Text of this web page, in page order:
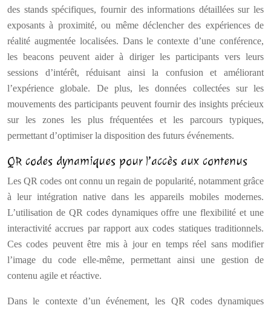
des stands spécifiques, fournir des informations détaillées sur les
exposants à proximité, ou même déclencher des expériences de
réalité augmentée localisées. Dans le contexte d’une conférence,
les beacons peuvent aider à diriger les participants vers leurs
sessions d’intérêt, réduisant ainsi la confusion et améliorant
l’expérience globale. De plus, les données collectées sur les
mouvements des participants peuvent fournir des insights précieux
sur les zones les plus fréquentées et les parcours typiques,
permettant d’optimiser la disposition des futurs événements.
QR codes dynamiques pour l’accès aux contenus
Les QR codes ont connu un regain de popularité, notamment grâce
à leur intégration native dans les appareils mobiles modernes.
L’utilisation de QR codes dynamiques offre une flexibilité et une
interactivité accrues par rapport aux codes statiques traditionnels.
Ces codes peuvent être mis à jour en temps réel sans modifier
l’image du code elle-même, permettant ainsi une gestion de
contenu agile et réactive.
Dans le contexte d’un événement, les QR codes dynamiques